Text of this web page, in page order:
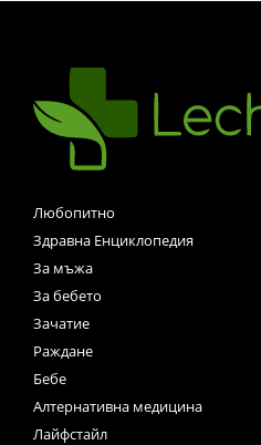
Любопитно
Здравна Енциклопедия
За мъжа
За бебето
Зачатие
Раждане
Бебе
Алтернативна медицина
Лайфстайл